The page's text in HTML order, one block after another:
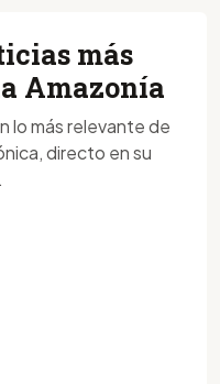
más
Amazonía
lo más relevante de
directo en su